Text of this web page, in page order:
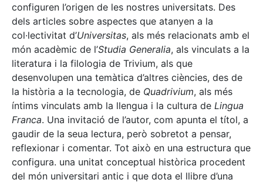
configuren l’origen de les nostres universitats. Des
dels articles sobre aspectes que atanyen a la
col·lectivitat d’Universitas, als més relacionats amb el
món acadèmic de l’Studia Generalia, als vinculats a la
literatura i la filologia de Trivium, als que
desenvolupen una temàtica d’altres ciències, des de
la història a la tecnologia, de Quadrivium, als més
íntims vinculats amb la llengua i la cultura de Lingua
Franca. Una invitació de l’autor, com apunta el títol, a
gaudir de la seua lectura, però sobretot a pensar,
reflexionar i comentar. Tot això en una estructura que
configura. una unitat conceptual històrica procedent
del món universitari antic i que dota el llibre d’una